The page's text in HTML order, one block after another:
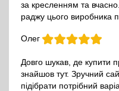
за кресленням та
раджу цього виробника
Олег
Довго шукав, де купити
знайшов тут. Зручний
підібрати потрібний